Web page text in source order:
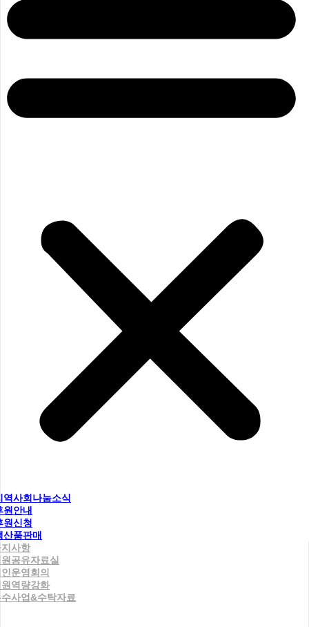
역사회나눔소식
원안내
원신청
산품판매
사항
공유자료실
운영회의
역량강화
사업&수탁자료